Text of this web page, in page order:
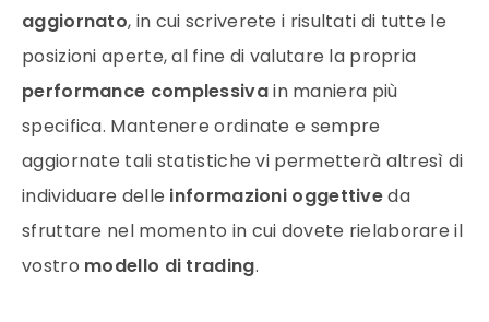
aggiornato, in cui scriverete i risultati di tutte le
posizioni aperte, al fine di valutare la propria
performance complessivain maniera più
specifica. Mantenere ordinate e sempre
aggiornate tali statistiche vi permetterà altresì di
individuare delle informazioni oggettiveda
sfruttare nel momento in cui dovete rielaborare il
vostro modello di trading.